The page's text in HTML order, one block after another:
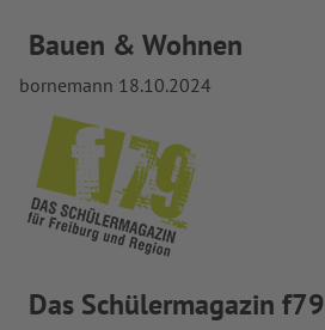
Bauen & Wohnen
bornemann 18.10.2024
Das Schülermagazin f79